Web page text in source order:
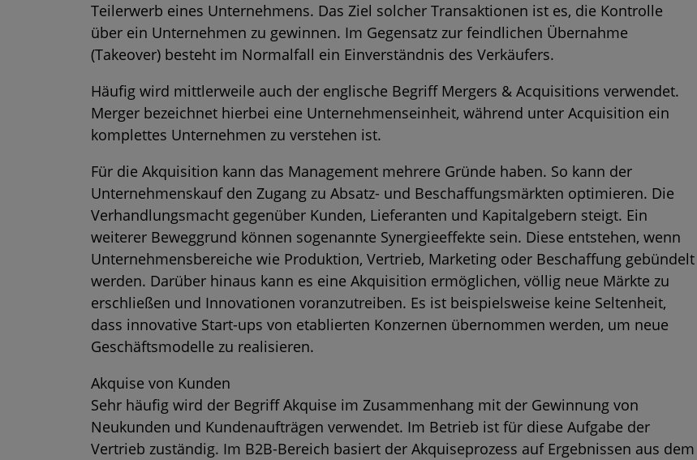
Teilerwerb eines Unternehmens. Das Ziel solcher Transaktionen ist es, die Kontrolle
über ein Unternehmen zu gewinnen. Im Gegensatz zur feindlichen Übernahme
(Takeover) besteht im Normalfall ein Einverständnis des Verkäufers.
Häufig wird mittlerweile auch der englische Begriff Mergers & Acquisitions verwendet.
Merger bezeichnet hierbei eine Unternehmenseinheit, während unter Acquisition ein
komplettes Unternehmen zu verstehen ist.
Für die Akquisition kann das Management mehrere Gründe haben. So kann der
Unternehmenskauf den Zugang zu Absatz- und Beschaffungsmärkten optimieren. Die
Verhandlungsmacht gegenüber Kunden, Lieferanten und Kapitalgebern steigt. Ein
weiterer Beweggrund können sogenannte Synergieeffekte sein. Diese entstehen, wenn
Unternehmensbereiche wie Produktion, Vertrieb, Marketing oder Beschaffung gebündelt
werden. Darüber hinaus kann es eine Akquisition ermöglichen, völlig neue Märkte zu
erschließen und Innovationen voranzutreiben. Es ist beispielsweise keine Seltenheit,
dass innovative Start-ups von etablierten Konzernen übernommen werden, um neue
Geschäftsmodelle zu realisieren.
Akquise von Kunden
Sehr häufig wird der Begriff Akquise im Zusammenhang mit der Gewinnung von
Neukunden und Kundenaufträgen verwendet. Im Betrieb ist für diese Aufgabe der
Vertrieb zuständig. Im B2B-Bereich basiert der Akquiseprozess auf Ergebnissen aus dem